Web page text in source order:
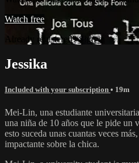
Watch free
Already registered?Sign in
Jessika
Included with your subscription • 19m
Mei-Lin, una estudiante
una niña de 10 años que le pide un
esto suceda unas cuantas veces
impactante sobre la chica.